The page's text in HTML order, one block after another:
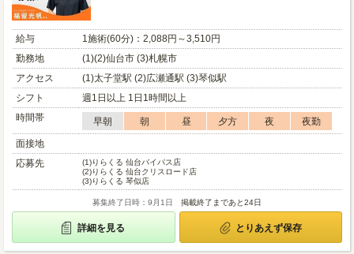
給与
1施術(60分)：2,088円～3,510円
勤務地
(1)(2)仙台市 (3)札幌市
アクセス
(1)太子堂駅 (2)広瀬通駅 (3)琴似駅
シフト
週1日以上 1日1時間以上
時間帯
早朝 朝 昼 夕方 夜
夜勤
面接地
応募先
(1)りらくる 仙台バイパス店
(2)りらくる 仙台クリスロード店
(3)りらくる 琴似店
募集終了日時：9月1日 掲載終了まであと24日
詳細を見る とりあえず保存